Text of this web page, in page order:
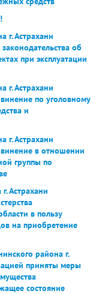
г. Астрахани
об
при эксплуатации
г. Астрахани
по уголовному
и
г. Астрахани
в отношении
группы по
Астрахани
в пользу
на приобретение
района г.
приняты меры
состояние